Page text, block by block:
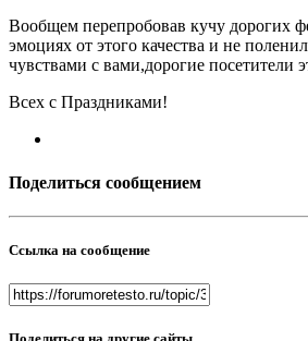
Вообщем перепробовав кучу дорогих
эмоциях от этого качества и не
чувствами с вами,дорогие посетители
Всех с Праздниками!
Поделиться сообщением
Ссылка на сообщение